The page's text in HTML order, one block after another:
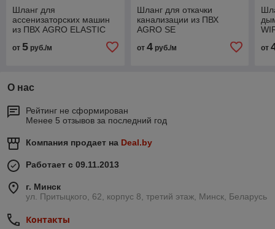
Шланг для
ассенизаторских машин
из ПВХ AGRO ELASTIC
от 5 руб./м
Шланг для откачки
канализации из ПВХ
AGRO SE
от 4руб./м от
О нас
Рейтинг не сформирован
Менее 5 отзывов за последний год
Компания продает на Deal.by
Работает с 09.11.2013
г. Минск
ул. Притыцкого, 62, корпус 8, третий этаж, Минск, Беларусь
Контакты